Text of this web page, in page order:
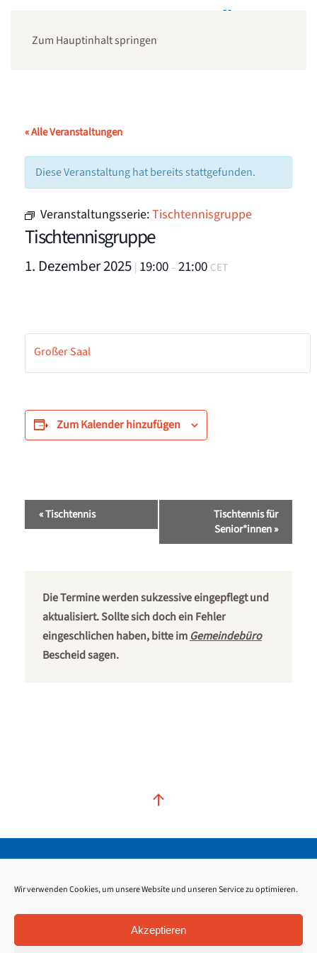
Wir verwenden Cookies, um unsere Website und unseren Service zu optimieren.
Akzeptieren
Zum Hauptinhalt springen
« Alle Veranstaltungen
Diese Veranstaltung hat bereits stattgefunden.
Veranstaltungsserie:Tischtennisgruppe
Tischtennisgruppe
1. Dezember 2025 | 19:00 –21:00 CET
Großer Saal
Zum Kalender hinzufügen
Veranstaltung-
Navigation
«Tischtennis
Tischtennis für
Senior*innen»
Die Termine werden sukzessive eingepflegt und
aktualisiert. Sollte sich doch ein Fehler
eingeschlichen haben, bitte im Gemeindebüro
Bescheid sagen.